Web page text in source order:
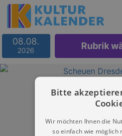
08.08.
2026 Rubrik
Bitte
Wir möchten Ihnen die
so einfach wie möglich